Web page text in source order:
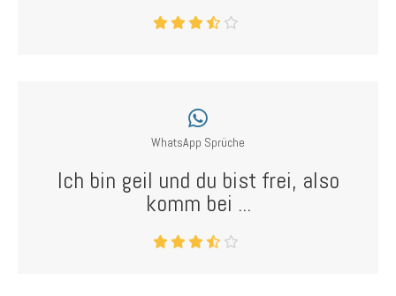
WhatsApp Sprüche
Ich bin geil und du bist frei, also
komm bei ...